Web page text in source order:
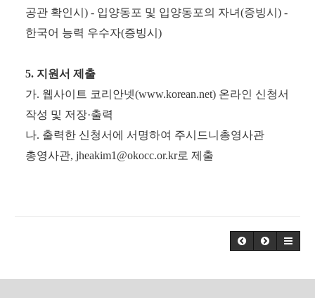
공관 확인시 ) - 입양동포 및 입양동포의 자녀(증빙시 ) -
한국어 능력 우수자(증빙시 )
5. 지원서 제출
가. 웹사이트 코리안넷(www.korean.net) 온라인 신청서
작성 및 저장·출력
나. 출력한 신청서에 서명하여 주시드니총영사관
총영사관, jheakim1@okocc.or.kr로 제출